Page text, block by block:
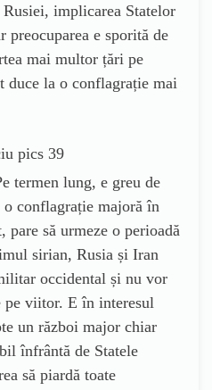
implicarea Statelor
e sporită de
mai multor țări pe
la o conflagrație mai
termen lung, e greu de
conflagrație majoră în
pare să urmeze o perioadă
sirian, Rusia și Iran
occidental și nu vor
viitor. E în interesul
un război major chiar
înfrântă de Statele
să piardă toate